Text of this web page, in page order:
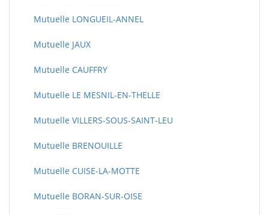
Mutuelle LONGUEIL-ANNEL
Mutuelle JAUX
Mutuelle CAUFFRY
Mutuelle LE MESNIL-EN-THELLE
Mutuelle VILLERS-SOUS-SAINT-LEU
Mutuelle BRENOUILLE
Mutuelle CUISE-LA-MOTTE
Mutuelle BORAN-SUR-OISE